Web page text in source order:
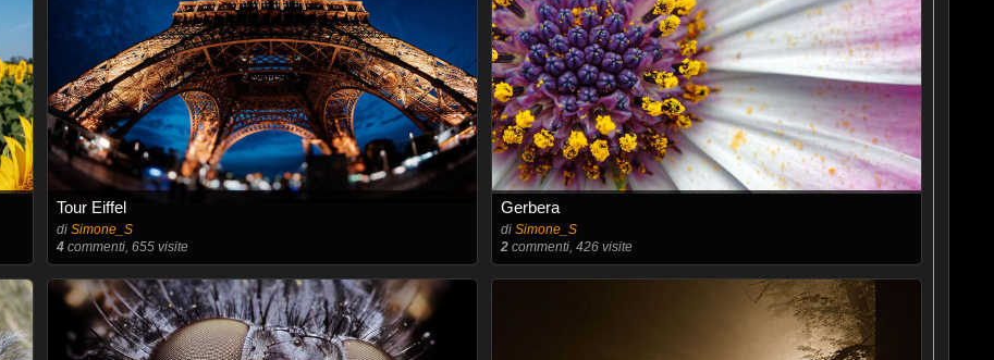
Tour Eiffel
di Simone_S
4commenti, 655 visite
Gerbera
diSimone_S
2 commenti, 426 visite